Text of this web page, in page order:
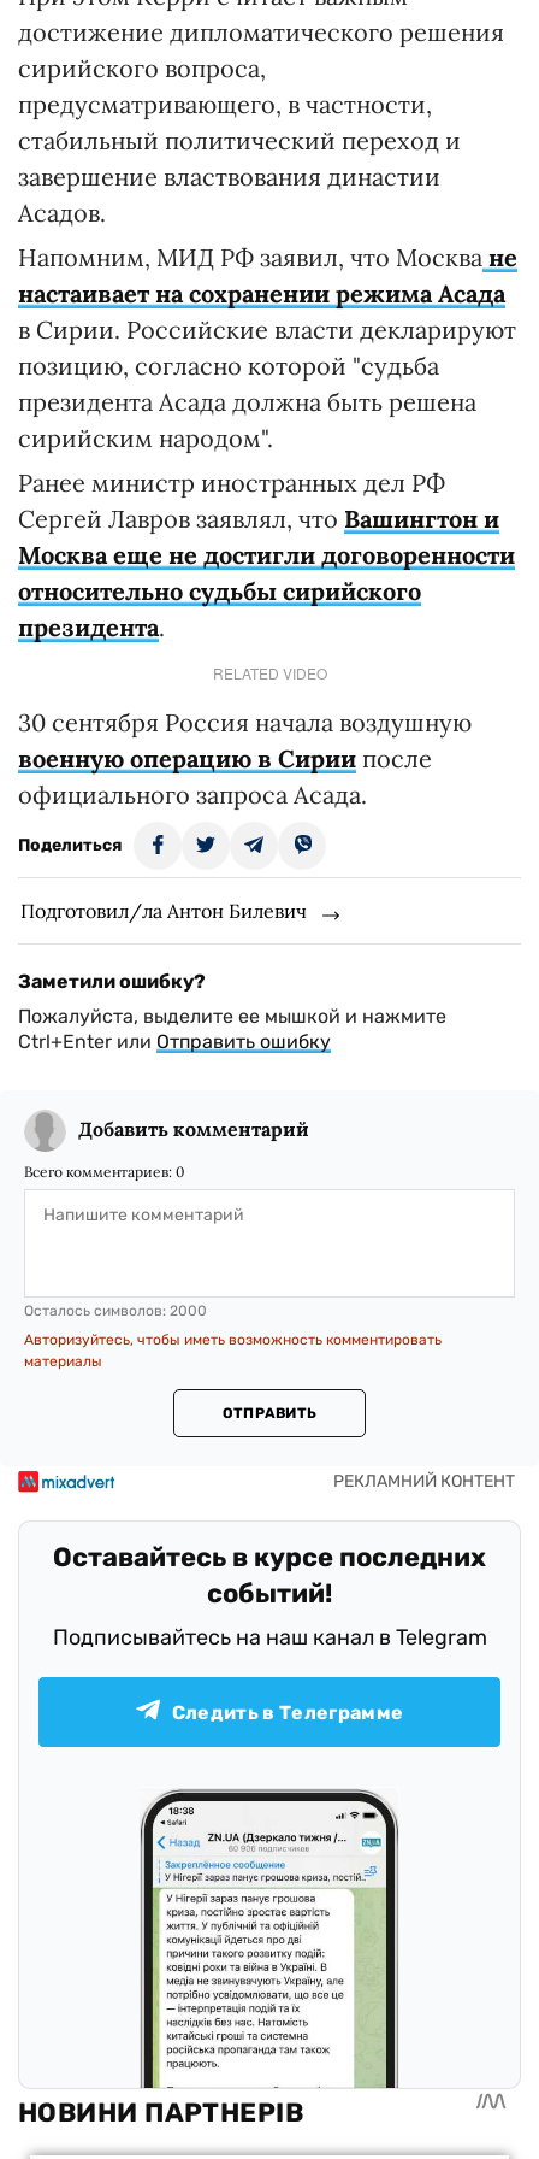
достижение дипломатического решения
сирийского вопроса,
предусматривающего, в частности,
стабильный политический переход и
завершение властвования династии
Асадов.
Напомним, МИД РФ заявил, что Москва не
настаивает на сохранении режима Асада
в Сирии. Российские власти декларируют
позицию, согласно которой "судьба
президента Асада должна быть решена
сирийским народом".
Ранее министр иностранных дел РФ
Сергей Лавров заявлял, что Вашингтон и
Москва еще не достигли договоренности
относительно судьбы сирийского
президента.
RELATED VIDEO
30 сентября Россия начала воздушную
военную операцию в Сирии после
официального запроса Асада.
Поделиться
Подготовил/ла Антон Билевич
Заметили ошибку?
Пожалуйста, выделите ее мышкой и нажмите
Ctrl+Enter или Отправить ошибку
Добавить комментарий
Всего комментариев: 0
Осталось символов: 2000
Авторизуйтесь, чтобы иметь возможность комментировать
материалы
ОТПРАВИТЬ
Оставайтесь в курсе последних
событий!
Подписывайтесь на наш канал в Telegram
Следить в Телеграмме